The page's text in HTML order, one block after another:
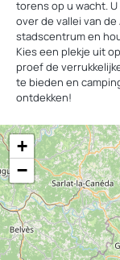
torens op u wacht.
over de vallei van
stadscentrum en
Kies een plekje uit
proef de
te bieden en
ontdekken!
+
−